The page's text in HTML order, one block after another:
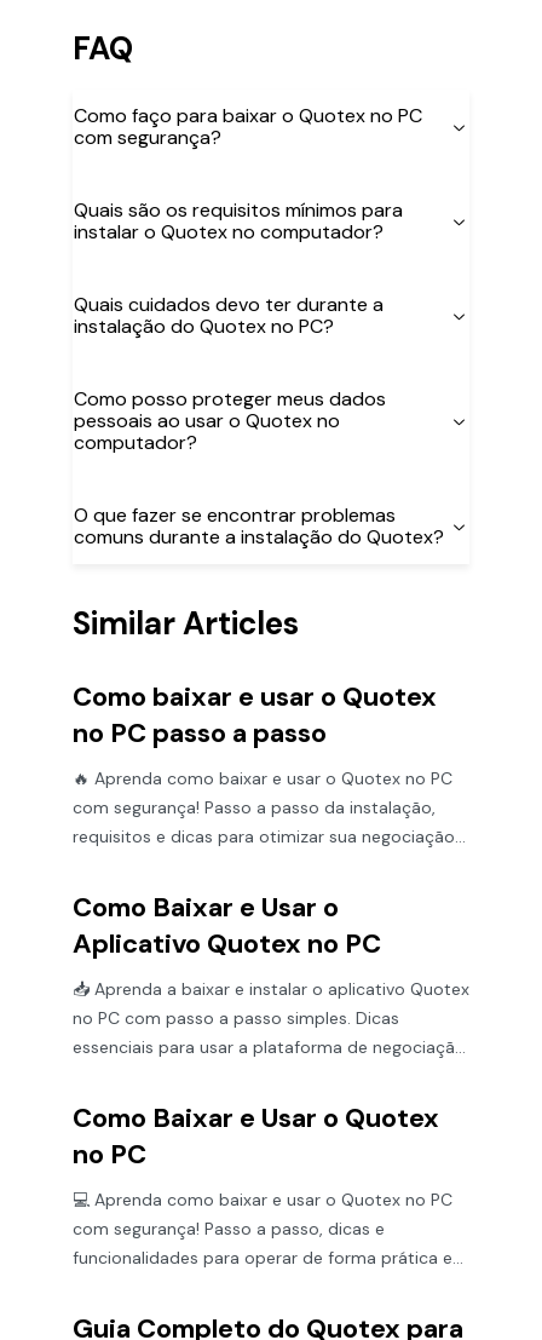
FAQ
Como faço para baixar o Quotex no PC
com segurança?
Quais são os requisitos mínimos para
instalar o Quotex no computador?
Quais cuidados devo ter durante a
instalação do Quotex no PC?
Como posso proteger meus dados
pessoais ao usar o Quotex no
computador?
O que fazer se encontrar problemas
comuns durante a instalação do Quotex?
Similar Articles
Como baixar e usar o Quotex
no PC passo a passo
🔥 Aprenda como baixar e usar o Quotex no PC
com segurança! Passo a passo da instalação,
requisitos e dicas para otimizar sua negociação
Como Baixar e Usar o
Aplicativo Quotex no PC
📥 Aprenda a baixar e instalar o aplicativo Quotex
no PC com passo a passo simples. Dicas
essenciais para usar a plataforma de negociação
Como Baixar e Usar o Quotex
no PC
💻 Aprenda como baixar e usar o Quotex no PC
com segurança! Passo a passo, dicas e
funcionalidades para operar de forma prática e
Guia Completo do Quotex para